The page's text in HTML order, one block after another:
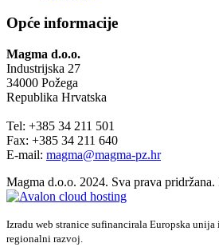
Opće informacije
Magma d.o.o.
Industrijska 27
34000 Požega
Republika Hrvatska
Tel: +385 34 211 501
Fax: +385 34 211 640
E-mail: magma@magma-pz.hr
Magma d.o.o. 2024. Sva prava pridržana.
Izradu web stranice sufinancirala Europska unija
regionalni razvoj.